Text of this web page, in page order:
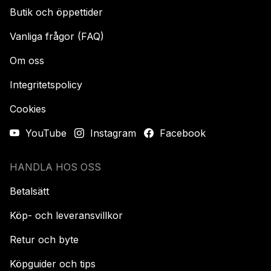
Butik och öppettider
Vanliga frågor (FAQ)
Om oss
Integritetspolicy
Cookies
YouTube
Instagram Facebook
HANDLA HOS OSS
Betalsätt
Köp- och leveransvillkor
Retur och byte
Köpguider och tips